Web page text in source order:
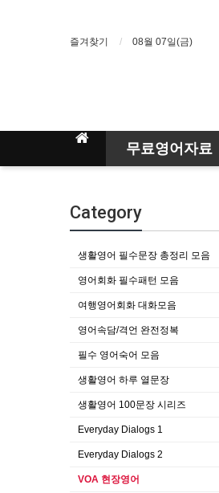
즐겨찾기 08월 07일(금)
무료영어자료
Category
생활영어 필수문장 총정리 모음
영어회화 필수패턴 모음
여행영어회화 대화모음
영어속담/격언 완전정복
필수 영어숙어 모음
생활영어 하루 열문장
생활영어 100문장 시리즈
Everyday Dialogs 1
Everyday Dialogs 2
VOA 현장영어